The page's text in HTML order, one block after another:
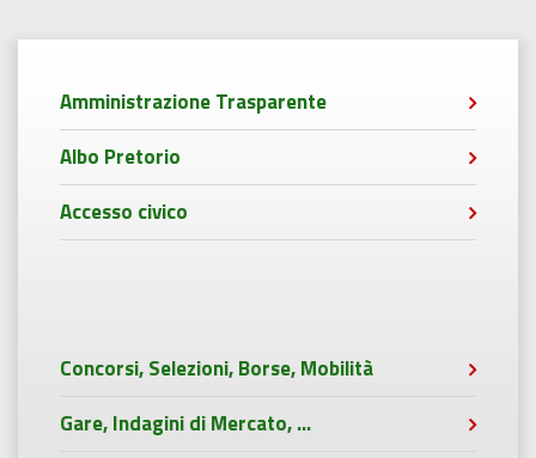
Amministrazione Trasparente
Albo Pretorio
Accesso civico
Concorsi, Selezioni, Borse, Mobilità
Gare, Indagini di Mercato, ...